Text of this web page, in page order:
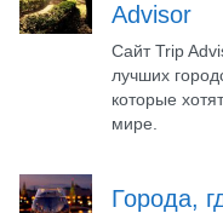
Advisor
Сайт Trip
лучших
которые
мире.
Города,